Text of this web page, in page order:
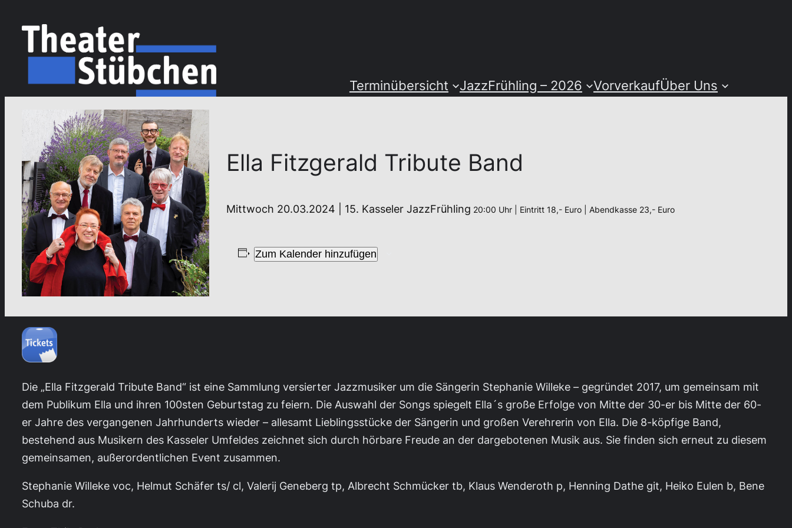
Terminübersicht JazzFrühling – 2026 VorverkaufÜber Uns
Ella Fitzgerald Tribute Band
Mittwoch 20.03.2024 | 15. Kasseler JazzFrühling 20:00 Uhr | Eintritt 18,- Euro | Abendkasse 23,- Euro
Zum Kalender hinzufügen
Die „Ella Fitzgerald Tribute Band“ ist eine Sammlung versierter Jazzmusiker um die Sängerin Stephanie Willeke – gegründet 2017, um gemeinsam mit
dem Publikum Ella und ihren 100sten Geburtstag zu feiern. Die Auswahl der Songs spiegelt Ella´s große Erfolge von Mitte der 30-er bis Mitte der 60-
er Jahre des vergangenen Jahrhunderts wieder – allesamt Lieblingsstücke der Sängerin und großen Verehrerin von Ella. Die 8-köpfige Band,
bestehend aus Musikern des Kasseler Umfeldes zeichnet sich durch hörbare Freude an der dargebotenen Musik aus. Sie finden sich erneut zu diesem
gemeinsamen, außerordentlichen Event zusammen.
Stephanie Willeke voc, Helmut Schäfer ts/ cl, Valerij Geneberg tp, Albrecht Schmücker tb, Klaus Wenderoth p, Henning Dathe git, Heiko Eulen b, Bene
Schuba dr.